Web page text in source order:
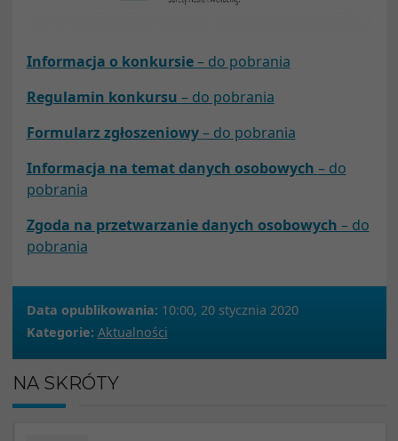
Informacja o konkursie– do pobrania
Regulamin konkursu – do pobrania
Formularz zgłoszeniowy– do pobrania
Informacja na temat danych osobowych – do
pobrania
Zgoda na przetwarzanie danych osobowych – do
pobrania
Data opublikowania: 10:00, 20 stycznia 2020
Kategorie: Aktualności
NA SKRÓTY